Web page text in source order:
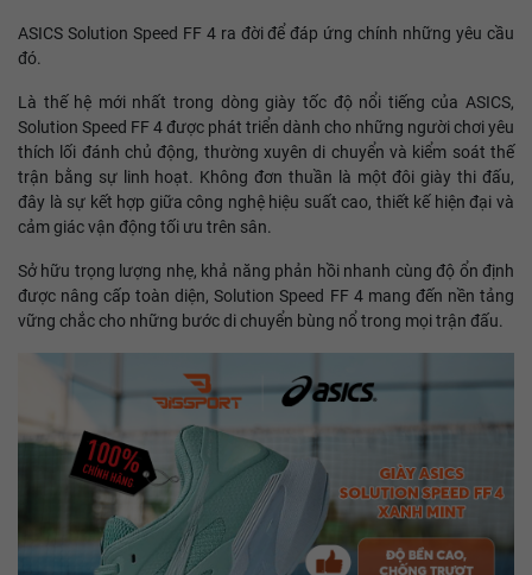
ASICS Solution Speed FF 4 ra đời để đáp ứng chính những yêu cầu
đó.
Là thế hệ mới nhất trong dòng giày tốc độ nổi tiếng của ASICS,
Solution Speed FF 4 được phát triển dành cho những người chơi yêu
thích lối đánh chủ động, thường xuyên di chuyển và kiểm soát thế
trận bằng sự linh hoạt. Không đơn thuần là một đôi giày thi đấu,
đây là sự kết hợp giữa công nghệ hiệu suất cao, thiết kế hiện đại và
cảm giác vận động tối ưu trên sân.
Sở hữu trọng lượng nhẹ, khả năng phản hồi nhanh cùng độ ổn định
được nâng cấp toàn diện, Solution Speed FF 4 mang đến nền tảng
vững chắc cho những bước di chuyển bùng nổ trong mọi trận đấu.